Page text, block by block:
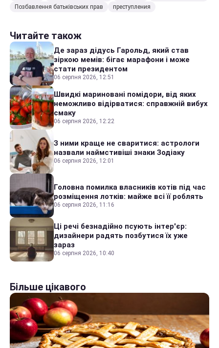
Позбавлення батьківських прав преступления
Читайте також
Де зараз дідусь Гарольд, який став
зіркою мемів: бігає марафони і може
стати президентом
06 серпня 2026, 12:51
Швидкі мариновані помідори, від яких
неможливо відірватися: справжній вибух
смаку
06 серпня 2026, 12:22
З ними краще не сваритися: астрологи
назвали наймстивіші знаки Зодіаку
06 серпня 2026, 12:01
Головна помилка власників котів під час
розміщення лотків: майже всі її роблять
06 серпня 2026, 11:16
Ці речі безнадійно псують інтер'єр:
дизайнери радять позбутися їх уже
зараз
06 серпня 2026, 10:40
Більше цікавого